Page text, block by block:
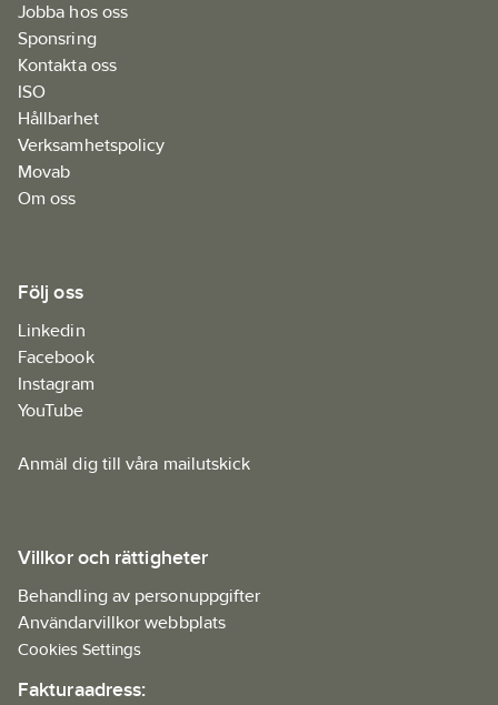
Jobba hos oss
Sponsring
Kontakta oss
ISO
Hållbarhet
Verksamhetspolicy
Movab
Om oss
Följ oss
Linkedin
Facebook
Instagram
YouTube
Anmäl dig till våra mailutskick
Villkor och rättigheter
Behandling av personuppgifter
Användarvillkor webbplats
Cookies Settings
Fakturaadress: